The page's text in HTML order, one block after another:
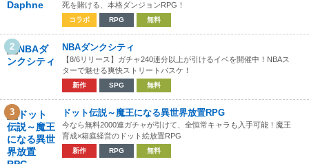
死を賭ける、本格ダンジョンRPG！
コラボ RPG 無料
2 NBAダンクシティ
【8/6リリース】ガチャ240連分以上が引けるイベを開催中！NBAス
ターで魅せる爽快ストリートバスケ！
新作 SPG 無料
3 ドット伝説～魔王になる異世界放置RPG
今なら無料2000連ガチャが引けて、全恒常キャラも入手可能！魔王
育成×箱庭経営のドット絵放置RPG
新作 RPG 無料